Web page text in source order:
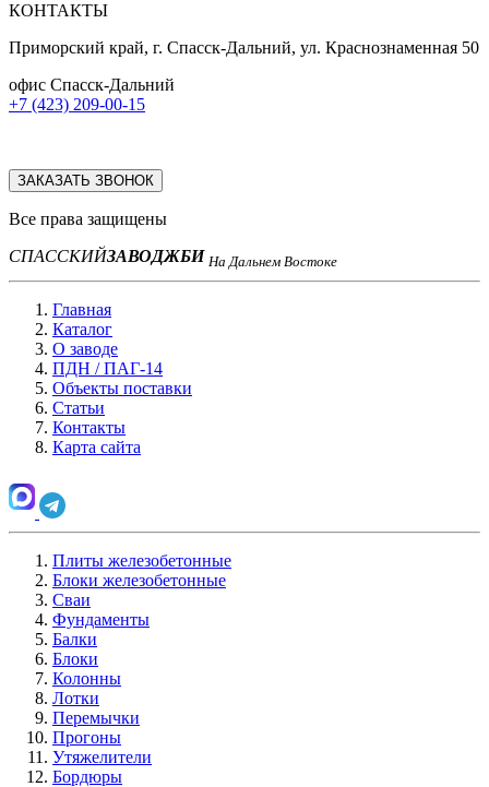
КОНТАКТЫ
Приморский край, г. Спасск-Дальний, ул. Краснознаменная 50
офис Спасск-Дальний
+7 (423) 209-00-15
ЗАКАЗАТЬ ЗВОНОК
Все права защищены
СПАССКИЙЗАВОДЖБИ На Дальнем Востоке
Главная
Каталог
О заводе
ПДН / ПАГ-14
Объекты поставки
Статьи
Контакты
Карта сайта
Плиты железобетонные
Блоки железобетонные
Сваи
Фундаменты
Балки
Блоки
Колонны
Лотки
Перемычки
Прогоны
Утяжелители
Бордюры